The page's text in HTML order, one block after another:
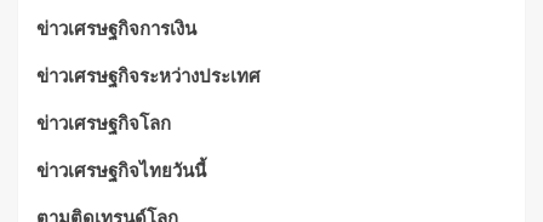
ข่าวเศรษฐกิจการเงิน
ข่าวเศรษฐกิจระหว่างประเทศ
ข่าวเศรษฐกิจโลก
ข่าวเศรษฐกิจไทยวันนี้
ตามติดเทรนด์โลก